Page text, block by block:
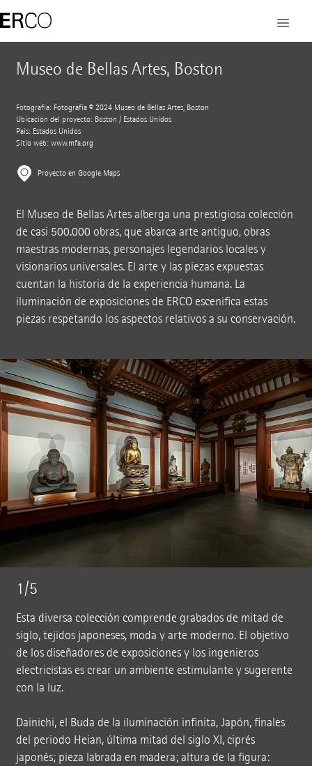
Museo de Bellas Artes, Boston
Fotografía: Fotografía © 2024 Museo de Bellas Artes, Boston
Ubicación del proyecto: Boston / Estados Unidos
País: Estados Unidos
Sitio web: www.mfa.org
Proyecto en Google Maps
El Museo de Bellas Artes alberga una prestigiosa colección
de casi 500.000 obras, que abarca arte antiguo, obras
maestras modernas, personajes legendarios locales y
visionarios universales. El arte y las piezas expuestas
cuentan la historia de la experiencia humana. La
iluminación de exposiciones de ERCO escenifica estas
piezas respetando los aspectos relativos a su conservación.
1/5
Esta diversa colección comprende grabados de mitad de
siglo, tejidos japoneses, moda y arte moderno. El objetivo
de los diseñadores de exposiciones y los ingenieros
electricistas es crear un ambiente estimulante y sugerente
con la luz.
Dainichi, el Buda de la iluminación infinita, Japón, finales
del periodo Heian, última mitad del siglo XI, ciprés
japonés; pieza labrada en madera; altura de la figura: